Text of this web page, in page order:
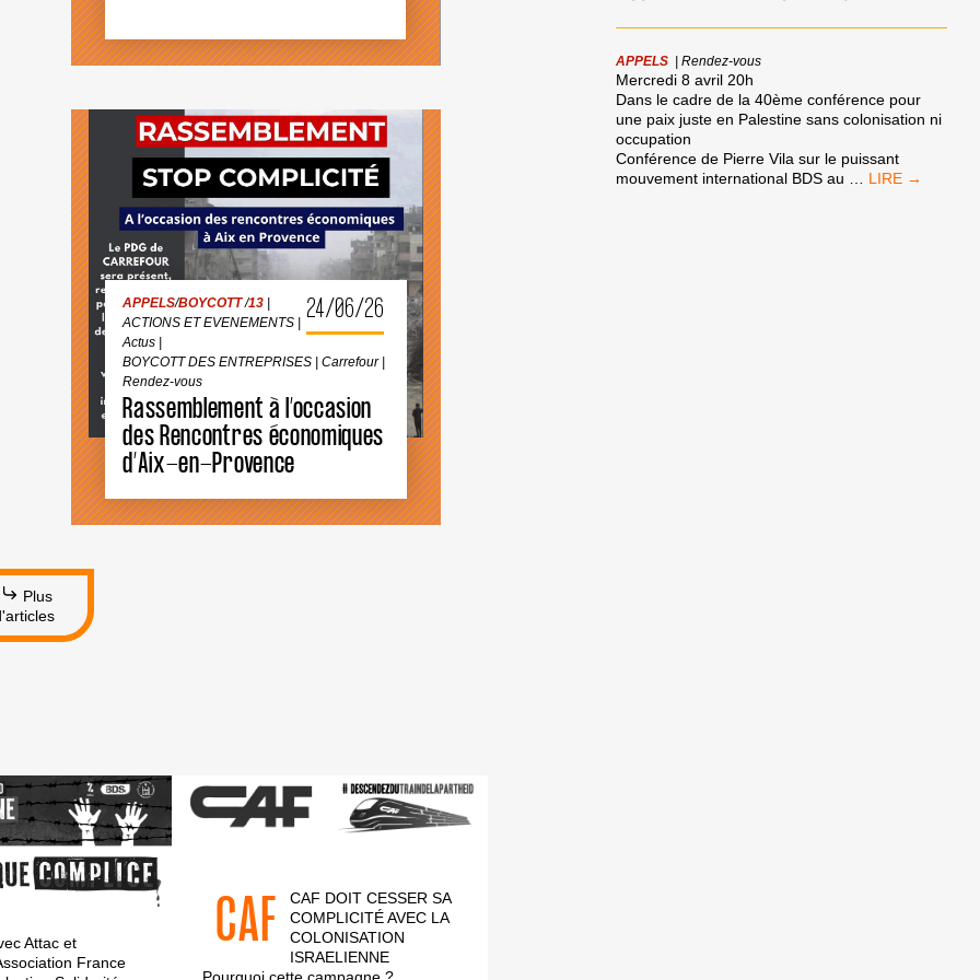
24/06/26
APPELS/BOYCOTT /13
ACTIONS ET EVENEMENTS
Actus
BOYCOTT DES ENTREPRISES |Carrefour|
Rendez-vous
Rassemblement à l’occasion
des Rencontres économiques
d’Aix-en-Provence
APPELS/ BOYCOTT /13 |
ACTIONS ET EVENEMENTS|Actus|
Carrefour | Rendez-vous
RASSEMBLEMENT
À
L’OCCASION
DES
RENCONTRES
ÉCONOMIQUES
EN-
PROVENCE
Plus
Attac et
France
CAF
CAF DOIT CESSER SA
COMPLICITÉ AVEC LA
COLONISATION
ISRAELIENNE
Pourquoi cette campagne ?
APPELS |Rendez-vous
Mercredi 8 avril 20h
Dans le cadre de la 40ème conférence pour
une paix juste en Palestine sans colonisation ni
occupation
Conférence de Pierre Vila sur le puissant
mouvement international BDS au
CONFÉRENCE